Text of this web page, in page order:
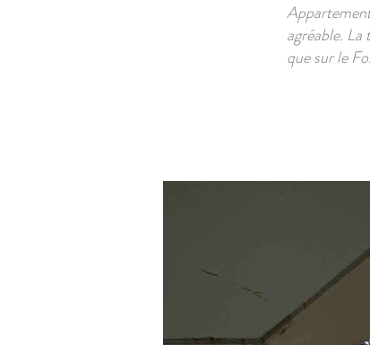
agréable. La
que sur le